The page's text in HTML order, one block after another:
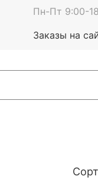
Пн-Пт 9:00-
Заказы на